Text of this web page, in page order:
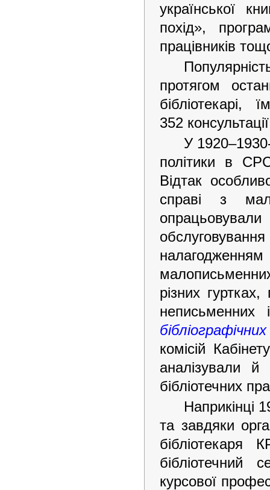
української
похід»,
працівників
протягом
352
У
політики в
Відтак
справі з
різних
неписьменних
бібліографічних
комісій
аналізували
бібліотечних
Наприкінці
та завдяки
бібліотечний
курсової